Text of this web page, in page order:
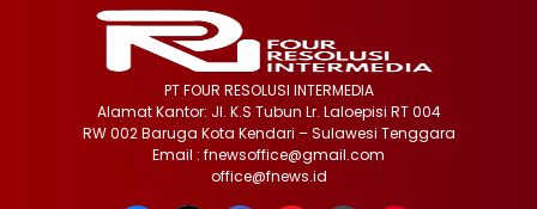
PT FOUR RESOLUSI INTERMEDIA
Alamat Kantor: Jl. K.S Tubun Lr. Laloepisi RT 004
RW 002 Baruga Kota Kendari – Sulawesi Tenggara
Email : fnewsoffice@gmail.com
office@fnews.id